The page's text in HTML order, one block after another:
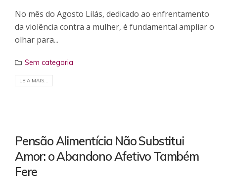
No mês do Agosto Lilás, dedicado ao enfrentamento
da violência contra a mulher, é fundamental ampliar o
olhar para...
Sem categoria
LEIA MAIS...
Pensão Alimentícia Não Substitui
Amor: o Abandono Afetivo Também
Fere